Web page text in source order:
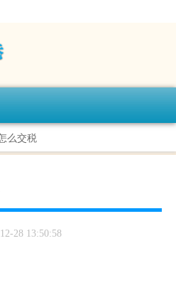
么交税
28 13:50:58